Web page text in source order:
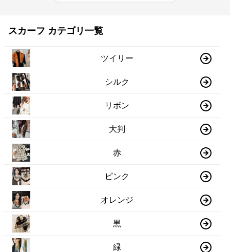
スカーフ カテゴリ一覧
ツイリー
シルク
リボン
大判
赤
ピンク
オレンジ
黒
緑